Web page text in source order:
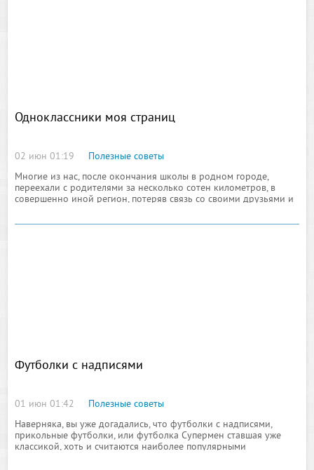
Одноклассники моя страниц
02 июн 01:19
Полезные советы
Многие из нас, после окончания школы в родном городе,
переехали с родителями за несколько сотен километров, в
совершенно иной регион, потеряв связь со своими друзьями и
времени
Футболки с надписями
01 июн 01:42
Полезные советы
Наверняка, вы уже догадались, что футболки с надписями,
прикольные футболки, или футболка Cупермен ставшая уже
классикой, хоть и считаются наиболее популярными